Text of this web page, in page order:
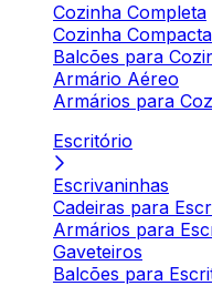
Cozinha Completa
Cozinha Compacta
Balcões para
Armário Aéreo
Armários para
Escritório
Escrivaninhas
Cadeiras para
Armários para
Gaveteiros
Balcões para